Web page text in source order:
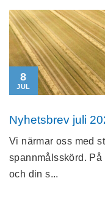
8
JUL
Nyhetsbrev juli
Vi närmar oss med
spannmålsskörd. På
och din s...